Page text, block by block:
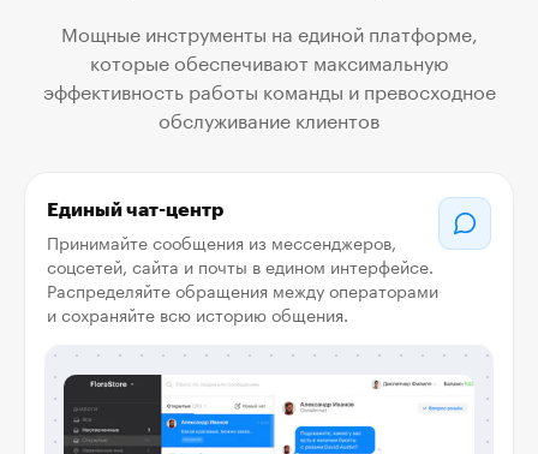
Мощные инструменты на единой платформе,
которые обеспечивают максимальную
эффективность работы команды и превосходное
обслуживание клиентов
Единый чат-центр
Принимайте сообщения из мессенджеров,
соцсетей, сайта и почты в едином интерфейсе.
Распределяйте обращения между операторами
и сохраняйте всю историю общения.